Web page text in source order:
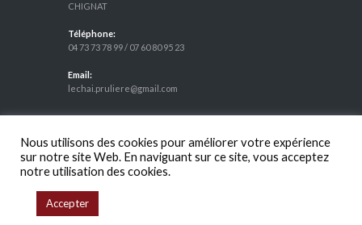
CHIGNAT
Téléphone:
04 73 73 78 99/ 07 60 80 95 23
Email:
lechai.pruliere@gmail.com
L'ABUS D'ALCOOL EST DANGEREUX POUR LA SANTÉ, À
CONSOMMER AVEC MODÉRATION
Nous utilisons des cookies pour améliorer votre expérience
sur notre site Web. En naviguant sur ce site, vous acceptez
notre utilisation des cookies.
Accepter